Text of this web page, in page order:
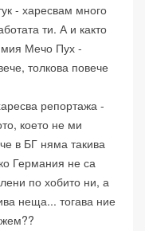
- харесвам много
ти. А и както
Мечо Пух -
толкова повече
репортажа -
което не ми
в БГ няма такива
Германия не са
по хобито ни, а
неща... тогава ние